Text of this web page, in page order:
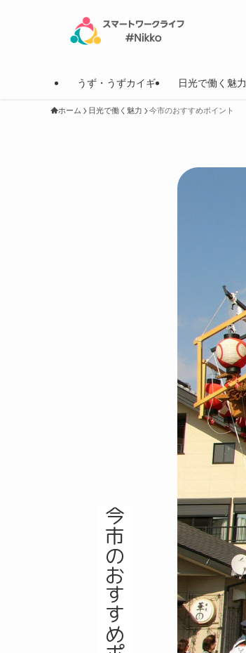
うず・うずカイギ 日光で働く魅力
ホーム 日光で働く魅力 今市のおすすめポイント